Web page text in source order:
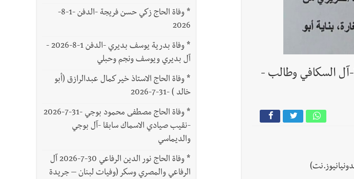
جريدة صيدونيانيوز.نت / وفاة مريم سعدالدين السكافي -١٠-٦-٢٠٢٥-آل السكافي وطالب -
*
وفاة الحاج زكي حسن فريجة -الدفن -1-8-
2026
*
وفاة بدرية يوسف بديري -الدفن 1-8-2026 -
آل بديري ويوسف ونجم وحبلي
* وفاة الحاج الاستاذ خير كمال عبدالرازق (أبو
خالد ) -31-7-2026
*
وفاة الحاج مصطفى محمود بوجي -31-7-2026
-نقيب صيادي الاسماك سابقا -آل بوجي
والديماسي
*
وفاة الحاج نور الدين الرفاعي 30-7-2026 آل
الرفاعي والمصري وسكر (وفيات لبنان – جريدة